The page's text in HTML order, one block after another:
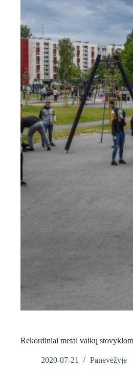
Rekordiniai metai vaikų
2020-07-21 Panevėžyje